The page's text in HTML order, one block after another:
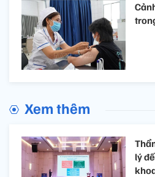
Xem thêm
lý